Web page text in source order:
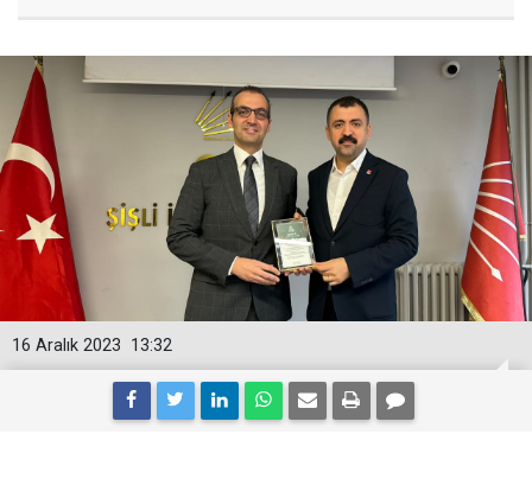
13:32
16 Aralık 2023